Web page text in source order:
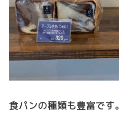
食パンの種類も豊富です。